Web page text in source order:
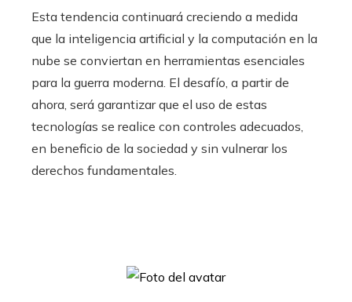
Esta tendencia continuará creciendo a medida
que la inteligencia artificial y la computación en la
nube se conviertan en herramientas esenciales
para la guerra moderna. El desafío, a partir de
ahora, será garantizar que el uso de estas
tecnologías se realice con controles adecuados,
en beneficio de la sociedad y sin vulnerar los
derechos fundamentales.